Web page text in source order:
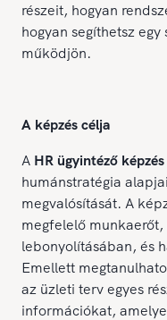
részeit, hogyan
hogyan segíthetsz
működjön.
A képzés célja
A HR ügyintéző
humánstratégia
megvalósítását. A
megfelelő
lebonyolításában, és
Emellett
az üzleti terv egyes
információkat,